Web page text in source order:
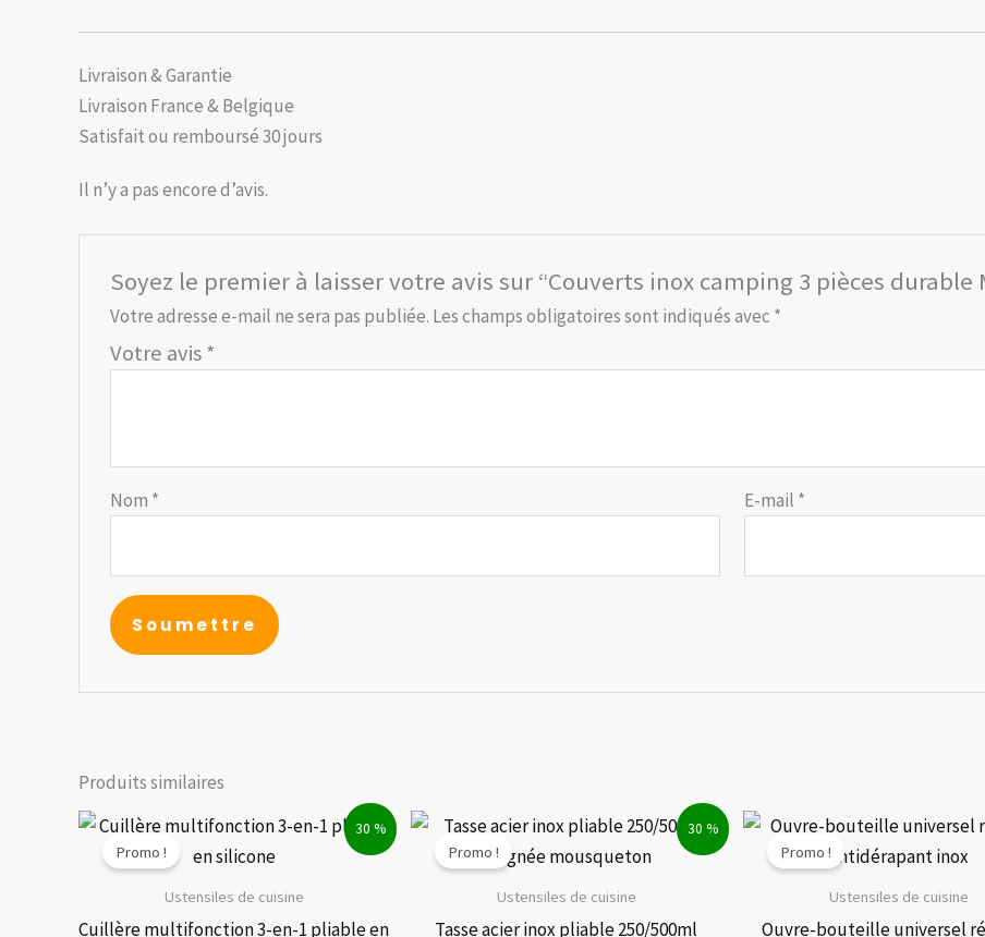
Livraison & Garantie
Livraison France & Belgique
Satisfait ou remboursé 30 jours
Il n’y a pas encore d’avis.
Soyez le premier à laisser votre avis sur “Couverts inox camping 3 pièces durable
Votre adresse e-mail ne sera pas publiée. Les champs obligatoires sont indiqués avec *
Votre avis*
Nom * E-mail *
Produits similaires
30 %
Promo !
Ustensiles de cuisine
Cuillère multifonction 3-en-1 pliable en
30 %
Promo !
Ustensiles de cuisine
Tasse acier inox pliable 250/500ml
Promo !
Ustensiles de cuisine
Ouvre-bouteille universel